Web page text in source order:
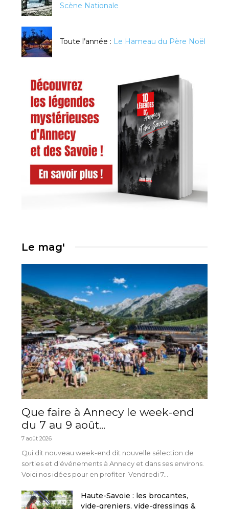
Scène Nationale
Toute l’année : Le Hameau du Père Noël
Le mag'
Que faire à Annecy le week-end
du 7 au 9 août...
7 août 2026
Qui dit nouveau week-end dit nouvelle sélection de
sorties et d'événements à Annecy et dans ses environs.
Voici nos idées pour en profiter. Vendredi 7...
Haute-Savoie : les brocantes,
vide-greniers, vide-dressings &